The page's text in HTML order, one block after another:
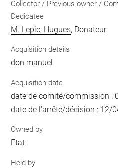
Collector / Previous owner /
Dedicatee
M. Lepic, Hugues, Donateur
Acquisition details
don manuel
Acquisition date
date de comité/commission :
date de l'arrêté/décision : 12/
Owned by
Etat
Held by